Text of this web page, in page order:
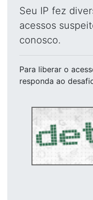
Seu IP fez
acessos
conosco.
Para liberar o
responda ao